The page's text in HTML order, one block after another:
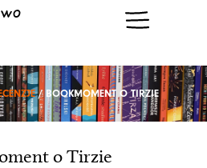
/ BOOKMOMENT O TIRZIE
o Tirzie